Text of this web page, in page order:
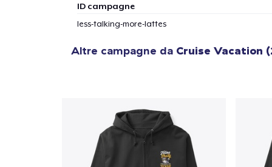
ID campagne
less-talking-more-lattes
Altre campagne da Cruise Vacation